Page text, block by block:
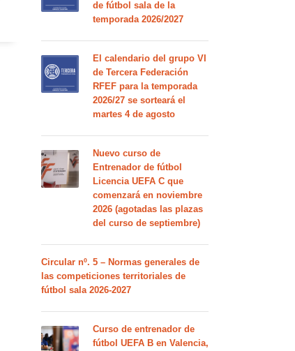
de fútbol sala de la
temporada 2026/2027
El calendario del grupo VI
de Tercera Federación
RFEF para la temporada
2026/27 se sorteará el
martes 4 de agosto
Nuevo curso de
Entrenador de fútbol
Licencia UEFA C que
comenzará en noviembre
2026 (agotadas las plazas
del curso de septiembre)
Circular nº. 5 – Normas generales de
las competiciones territoriales de
fútbol sala 2026-2027
Curso de entrenador de
fútbol UEFA B en Valencia,